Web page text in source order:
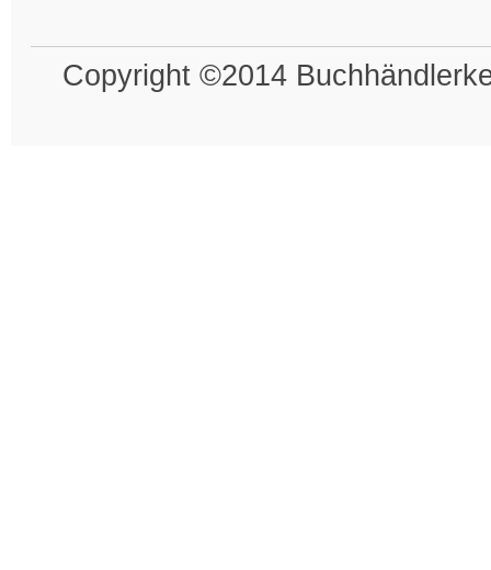
Copyright ©2014